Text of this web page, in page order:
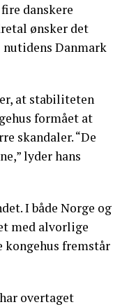
danskere
ønsker det
Danmark
at stabiliteten
formået at
skandaler. “De
lyder hans
I både Norge og
med alvorlige
kongehus fremstår
overtaget